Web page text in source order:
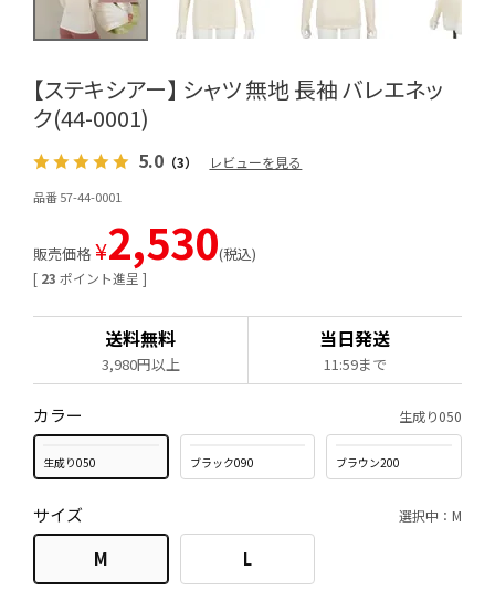
【ステキシアー】 シャツ 無地 長袖 バレエネッ
ク(44-0001)
5.0 （3） レビューを見る
品番 57-44-0001
[ 23 ポイント進呈 ]
販売価格 ¥2,530 税込
送料無料
3,980円以上
当日発送
11:59まで
カラー 生成り050
生成り050 ブラック090 ブラウン200
サイズ 選択中：M
M L